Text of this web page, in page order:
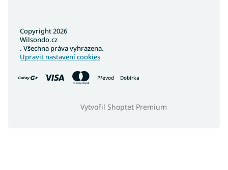
Převod Dobírka
Vytvořil Shoptet Premium
Copyright 2026
Wilsondo.cz
. Všechna práva vyhrazena.
Upravit nastavení cookies